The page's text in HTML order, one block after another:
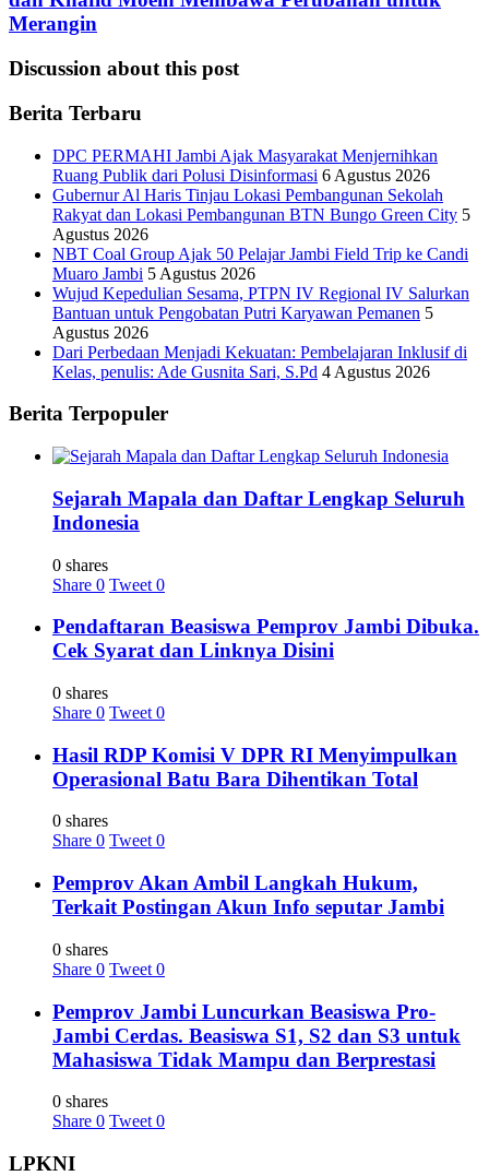
Merangin
Discussion about this post
Berita Terbaru
DPC PERMAHI Jambi Ajak Masyarakat Menjernihkan
Ruang Publik dari Polusi Disinformasi 6 Agustus 2026
Gubernur Al Haris Tinjau Lokasi Pembangunan Sekolah
Rakyat dan Lokasi Pembangunan BTN Bungo Green City 5
Agustus 2026
NBT Coal Group Ajak 50 Pelajar Jambi Field Trip ke Candi
Muaro Jambi 5 Agustus 2026
Wujud Kepedulian Sesama, PTPN IV Regional IV Salurkan
Bantuan untuk Pengobatan Putri Karyawan Pemanen 5
Agustus 2026
Dari Perbedaan Menjadi Kekuatan: Pembelajaran Inklusif di
Kelas, penulis: Ade Gusnita Sari, S.Pd 4 Agustus 2026
Berita Terpopuler
Sejarah Mapala dan Daftar Lengkap Seluruh
Indonesia
0 shares
Share 0 Tweet 0
Pendaftaran Beasiswa Pemprov Jambi Dibuka.
Cek Syarat dan Linknya Disini
0 shares
Share 0 Tweet 0
Hasil RDP Komisi V DPR RI Menyimpulkan
Operasional Batu Bara Dihentikan Total
0 shares
Share 0 Tweet 0
Pemprov Akan Ambil Langkah Hukum,
Terkait Postingan Akun Info seputar Jambi
0 shares
Share 0 Tweet 0
Pemprov Jambi Luncurkan Beasiswa Pro-
Jambi Cerdas. Beasiswa S1, S2 dan S3 untuk
Mahasiswa Tidak Mampu dan Berprestasi
0 shares
Share 0 Tweet 0
LPKNI